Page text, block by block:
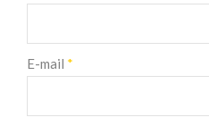
E-mail *